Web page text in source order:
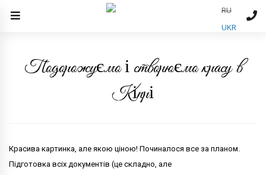
RU
UKR
Подорожуємо і створюємо красу в
Кіпрі
Красива картинка, але якою ціною! Починалося все за планом.
Підготовка всіх документів (це складно, але